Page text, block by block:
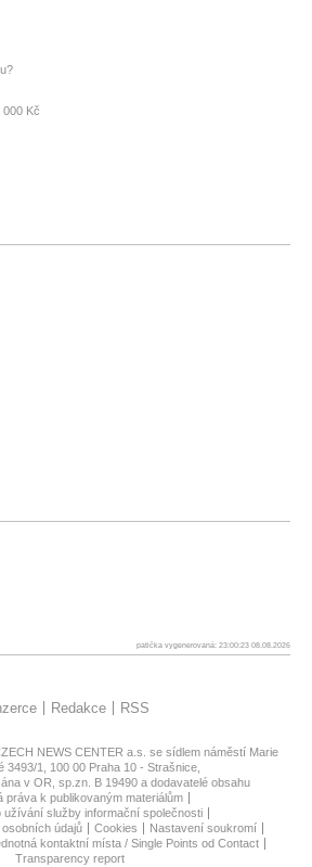
Kč
patička vygenerovaná: 23:00:23 08.08.2026
Redakce RSS
NEWS CENTER a.s. se sídlem náměstí Marie
3493/1, 100 00 Praha 10 - Strašnice,
v OR, sp.zn. B 19490 a dodavatelé obsahu
práva k publikovaným materiálům
užívání služby informační společnosti
údajů
Cookies
Nastavení soukromí
kontaktní místa / Single Points od Contact
Transparency report